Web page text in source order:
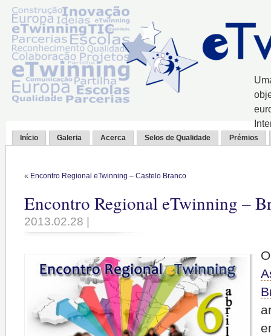
Início Galeria Acerca Selos de Qualidade Prémios
« Encontro Regional eTwinning – Castelo Branco
Encontro Regional eTwinning –
2013.02.28 |